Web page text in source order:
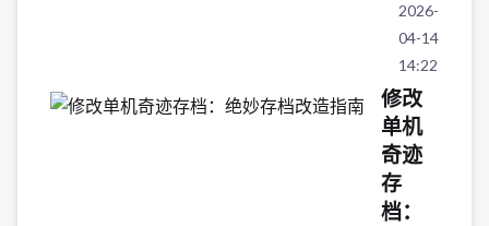
2026-
04-14
14:22:42
修改
单机
奇迹
存
档：